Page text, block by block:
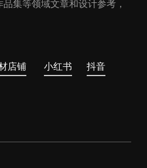
集等领域文章和设计参考，
店铺 小红书 抖音